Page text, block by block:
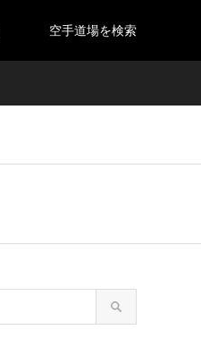
空手道場を検索